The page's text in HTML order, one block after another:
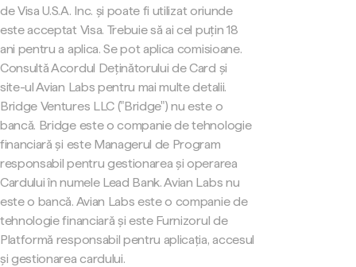
de Visa U.S.A. Inc. și poate fi utilizat oriunde
este acceptat Visa. Trebuie să ai cel puțin 18
ani pentru a aplica. Se pot aplica comisioane.
Consultă Acordul Deținătorului de Card și
site-ul Avian Labs pentru mai multe detalii.
Bridge Ventures LLC ("Bridge") nu este o
bancă. Bridge este o companie de tehnologie
financiară și este Managerul de Program
responsabil pentru gestionarea și operarea
Cardului în numele Lead Bank. Avian Labs nu
este o bancă. Avian Labs este o companie de
tehnologie financiară și este Furnizorul de
Platformă responsabil pentru aplicația, accesul
și gestionarea cardului.